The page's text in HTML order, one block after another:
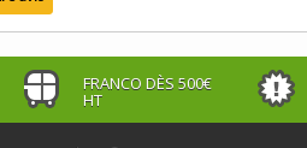
FRANCO DÈS 500€
HT